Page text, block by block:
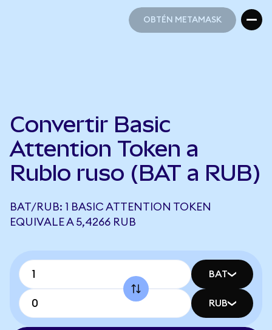
OBTÉN METAMASK
Convertir Basic
Attention Token a
Rublo ruso (BAT a RUB)
BAT/RUB: 1 BASIC ATTENTION TOKEN
EQUIVALE A 5,4266 RUB
BAT
RUB